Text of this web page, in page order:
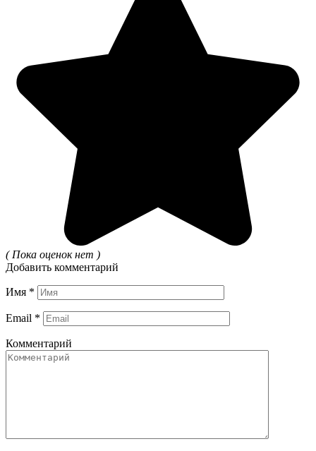
( Пока оценок нет )
Добавить комментарий
Имя *
Email *
Комментарий